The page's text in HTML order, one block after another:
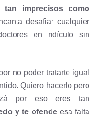
tan imprecisos como
desafiar cualquier
en ridículo sin
no poder tratarte igual
Quiero hacerlo pero
por eso eres tan
y te ofendeesa falta